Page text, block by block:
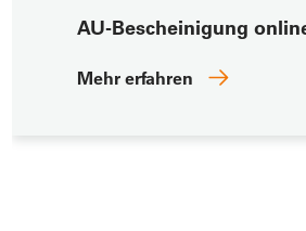
AU-Bescheinigung
Mehr erfahren